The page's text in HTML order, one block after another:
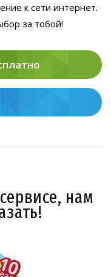
к сети интернет.
за тобой!
нам